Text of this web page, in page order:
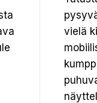
vielä